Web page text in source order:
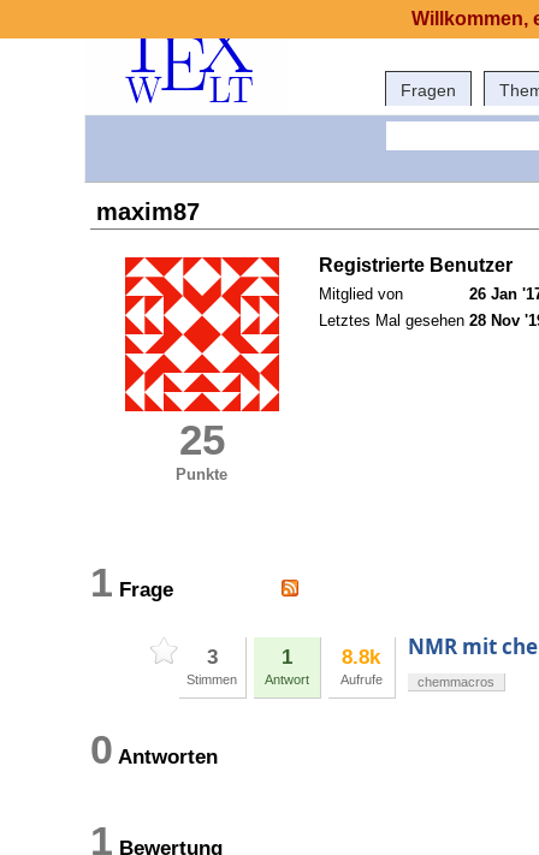
Fragen
maxim87
25
Punkte
Registrierte Benutzer
Mitglied von
26 Jan
Letztes Mal gesehen 28 Nov
1 Frage
3
Stimmen
1
Antwort
8.8k
Aufrufe
NMR mit
chemmacros
0 Antworten
1 Bewertung
Willkommen,